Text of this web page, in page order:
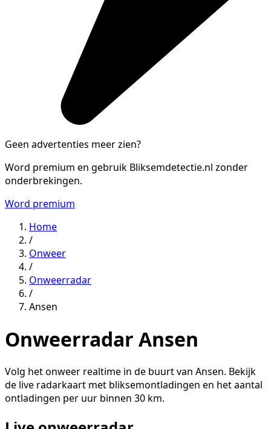
Geen advertenties meer zien?
Word premium en gebruik Bliksemdetectie.nl zonder
onderbrekingen.
Word premium
Home
/
Onweer
/
Onweerradar
/
Ansen
Onweerradar Ansen
Volg het onweer realtime in de buurt van Ansen. Bekijk
de live radarkaart met bliksemontladingen en het aantal
ontladingen per uur binnen 30 km.